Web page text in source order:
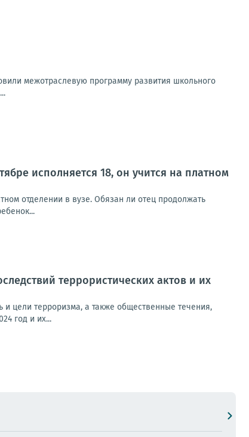
межотраслевую программу развития школьного
исполняется 18, он учится на платном
отделении в вузе. Обязан ли отец продолжать
террористических актов и их
цели терроризма, а также общественные течения,
год и их...